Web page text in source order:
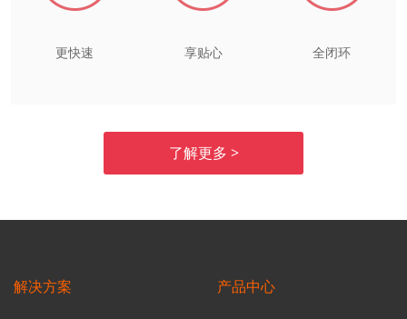
更快速 享贴心 全闭环
了解更多 >
解决方案 产品中心